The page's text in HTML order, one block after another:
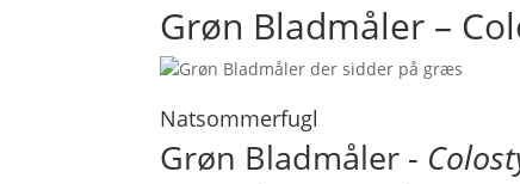
Grøn Bladmåler –
Natsommerfugl
Grøn Bladmåler -